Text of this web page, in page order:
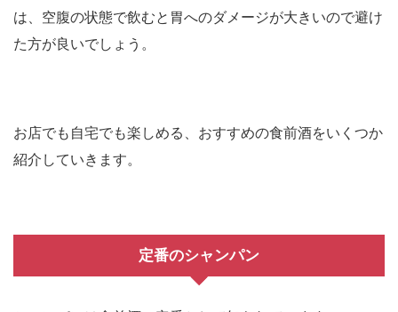
は、空腹の状態で飲むと胃へのダメージが大きいので避け
た方が良いでしょう。
お店でも自宅でも楽しめる、おすすめの食前酒をいくつか
紹介していきます。
定番のシャンパン